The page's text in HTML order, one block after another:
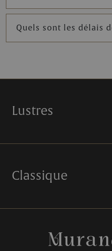
Quels sont les délais
Lustres
Classique